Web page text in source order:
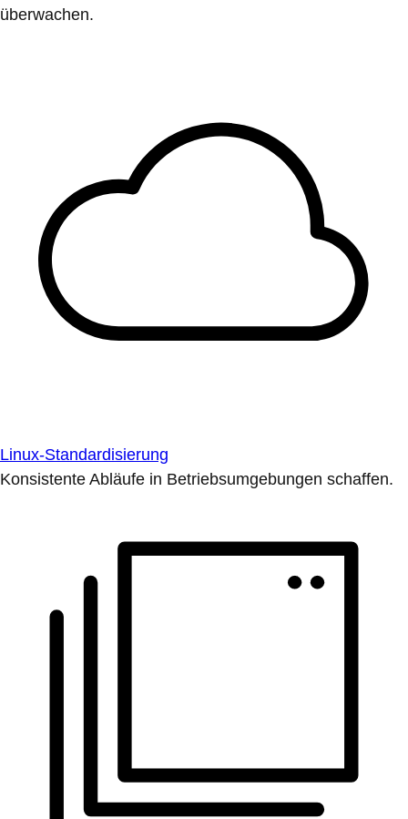
überwachen.
Linux-Standardisierung
Konsistente Abläufe in Betriebsumgebungen schaffen.